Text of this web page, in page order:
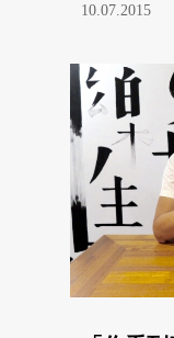
10.07.2015